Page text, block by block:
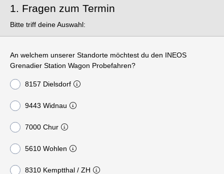
1. Fragen zum Termin
Bitte triff deine Auswahl:
An welchem unserer Standorte möchtest du den INEOS
Grenadier Station Wagon Probefahren?
8157 Dielsdorf
9443 Widnau
7000 Chur
5610 Wohlen
8310 Kemptthal / ZH